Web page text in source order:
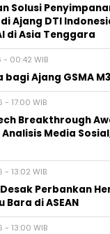
Solusi
Ajang DTI
di Asia Tenggara
00:42 WIB
Ajang GSMA
17:00 WIB
Breakthrough
Media
13:02 WIB
Perbankan
di ASEAN
13:00 WIB